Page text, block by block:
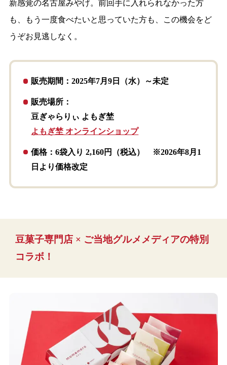
新感覚の名古屋みやげ。前回手に入れられなかった方
も、もう一度食べたいと思っていた方も、この機会をど
うぞお見逃しなく。
販売期間：2025年7月9日（水）～未定
販売場所：
豆ぎゃらりぃ よもぎ埜
よもぎ埜 オンラインショップ
価格：6袋入り 2,160円（税込） ※2026年8月1
日より価格改定
豆菓子専門店 × ご当地グルメメディアの特別
コラボ！